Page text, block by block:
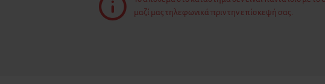
μαζί μας τηλεφωνικά πριν την επίσκεψή σας.